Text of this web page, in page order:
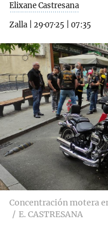
Elixane Castresana
Zalla
29·07·25 07:35
Concentración motera
E. CASTRESANA